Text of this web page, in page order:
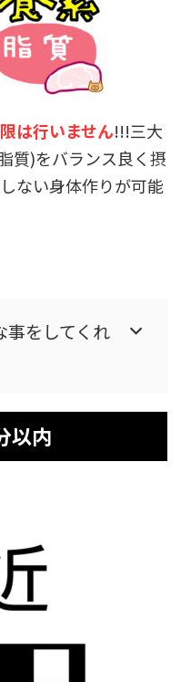
は行いません!!!三大
質)をバランス良く摂
ない身体作りが可能
事をしてくれ
以内